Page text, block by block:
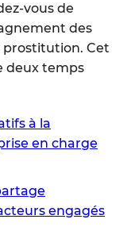
vous de
des
prostitution. Cet
deux temps
à la
en charge
engagés